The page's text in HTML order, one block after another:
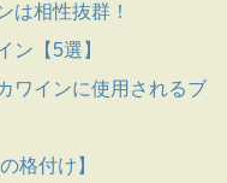
は相性抜群！
ン【5選】
ワインに使用されるブ
格付け】